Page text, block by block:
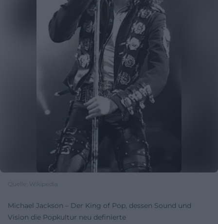
Quelle: Wikipedia
Michael Jackson – Der King of Pop, dessen Sound und
Vision die Popkultur neu definierte